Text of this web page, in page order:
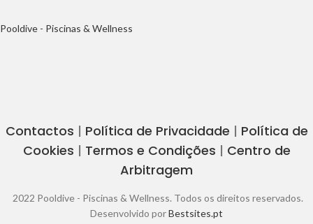
Pooldive - Piscinas & Wellness
Contactos | Política de Privacidade | Política de
Cookies | Termos e Condições | Centro de
Arbitragem
2022 Pooldive - Piscinas & Wellness. Todos os direitos reservados.
Desenvolvido porBestsites.pt